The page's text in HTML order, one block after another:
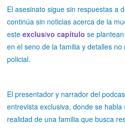
El asesinato sigue sin respuestas a
continúa sin noticias acerca de la
este exclusivo capítulo se
en el seno de la familia y detalles
policial.
El presentador y narrador del
entrevista exclusiva, donde se
realidad de una familia que busca